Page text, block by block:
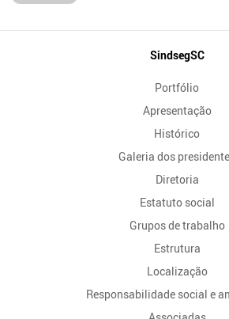
SindsegSC
Portfólio
Apresentação
Histórico
Galeria dos
Diretoria
Estatuto social
Grupos de trabalho
Estrutura
Localização
Responsabilidade social e